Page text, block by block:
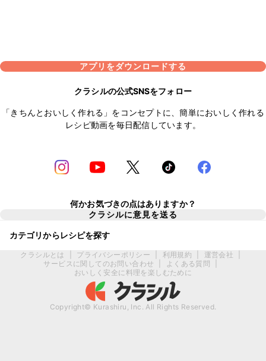
アプリをダウンロードする
クラシルの公式SNSをフォロー
「きちんとおいしく作れる」をコンセプトに、簡単においしく作れる
レシピ動画を毎日配信しています。
何かお気づきの点はありますか？
クラシルに意見を送る
カテゴリからレシピを探す
クラシルとは プライバシーポリシー 利用規約 運営会社
サービスに関してのお問い合わせ
よくある質問
おいしく安全に料理を楽しむために
Copyright© Kurashiru, Inc. All Rights Reserved.